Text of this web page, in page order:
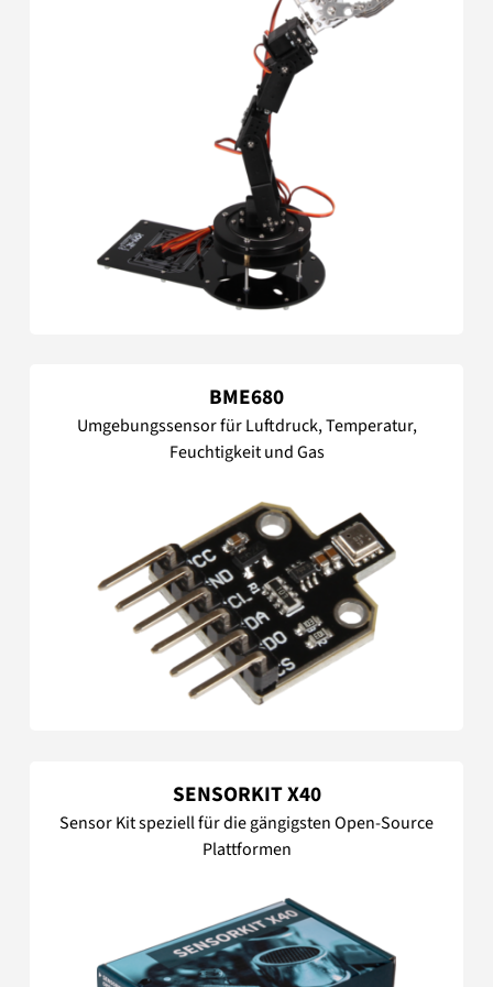
BME680
Umgebungssensor für Luftdruck, Temperatur,
Feuchtigkeit und Gas
SENSORKIT X40
Sensor Kit speziell für die gängigsten Open-Source
Plattformen